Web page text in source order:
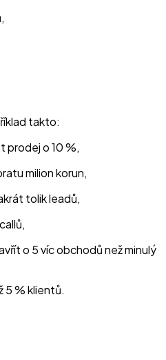
takto:
prodej o 10 %,
milion korun,
tolik leadů,
o 5 víc obchodů než minulý
5 % klientů.